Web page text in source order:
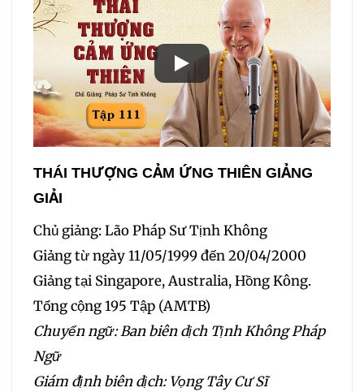
THÁI THƯỢNG CẢM ỨNG THIÊN GIẢNG
GIẢI
Chủ giảng: Lão Pháp Sư Tịnh Không
Giảng từ ngày 11/05/1999 đến 20/04/2000
Giảng tại Singapore, Australia, Hồng Kông.
Tổng cộng 195 Tập (AMTB)
Chuyển ngữ: Ban biên dịch Tịnh Không Pháp
Ngữ
Giám định biên dịch: Vọng Tây Cư Sĩ